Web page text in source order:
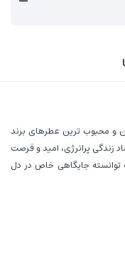
و محبوب ترین عطرهای برند
این عطر نماد زندگی پرانرژی، امید و فرصت
جایگاهی خاص در دل